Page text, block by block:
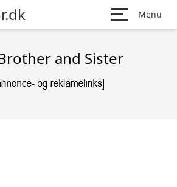
Menu
and Sister